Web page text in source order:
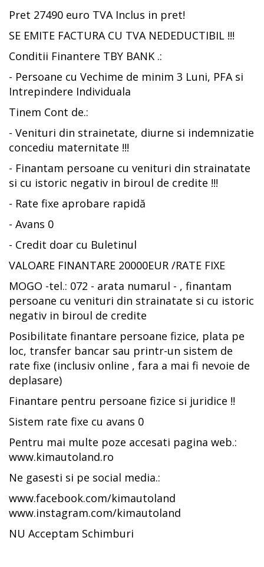
Pret 27490 euro TVA Inclus in pret!
SE EMITE FACTURA CU TVA NEDEDUCTIBIL !!!
Conditii Finantere TBY BANK .:
- Persoane cu Vechime de minim 3 Luni, PFA si
Intrepindere Individuala
Tinem Cont de.:
- Venituri din strainetate, diurne si indemnizatie
concediu maternitate !!!
- Finantam persoane cu venituri din strainatate
si cu istoric negativ in biroul de credite !!!
- Rate fixe aprobare rapidă
- Avans 0
- Credit doar cu Buletinul
VALOARE FINANTARE 20000EUR /RATE FIXE
MOGO -tel.: 072 - arata numarul - , finantam
persoane cu venituri din strainatate si cu istoric
negativ in biroul de credite
Posibilitate finantare persoane fizice, plata pe
loc, transfer bancar sau printr-un sistem de
rate fixe (inclusiv online , fara a mai fi nevoie de
deplasare)
Finantare pentru persoane fizice si juridice !!
Sistem rate fixe cu avans 0
Pentru mai multe poze accesati pagina web.:
www.kimautoland.ro
Ne gasesti si pe social media.:
www.facebook.com/kimautoland
www.instagram.com/kimautoland
NU Acceptam Schimburi